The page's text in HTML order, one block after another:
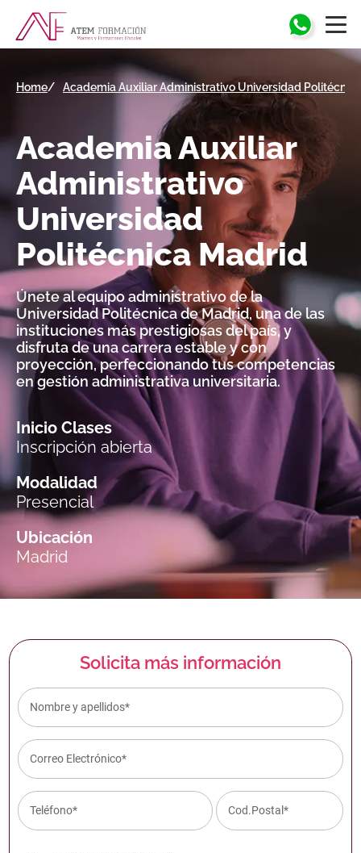
Home Academia Auxiliar Administrativo Universidad
Academia Auxiliar
Administrativo
Universidad
PolitécnicaMadrid
Únete al equipo administrativo de la
Universidad Politécnica de Madrid, una de las
instituciones más prestigiosas del país, y
disfruta de una carrera estable y con
proyección, perfeccionando tus competencias
en gestión administrativa universitaria.
Inicio Clases
Inscripción abierta
Modalidad
Presencial
Ubicación
Madrid
Solicita más información